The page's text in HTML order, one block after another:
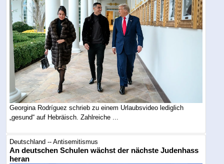
Georgina Rodríguez schrieb zu einem Urlaubsvideo lediglich
„gesund“ auf Hebräisch. Zahlreiche ...
Deutschland -- Antisemitismus
An deutschen Schulen wächst der nächste Judenhass
heran